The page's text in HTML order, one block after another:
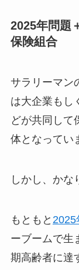
2025年問題
保険組合
サラリーマン
は大企業もし
どが共同して
体となってい
しかし、かな
もともと 2025
ーブームで生
期高齢者に達